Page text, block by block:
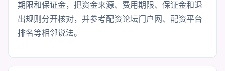
期限和保证金，把资金来源、费用期限、保证金和退
出规则分开核对，并参考配资论坛门户网、配资平台
排名等相邻说法。